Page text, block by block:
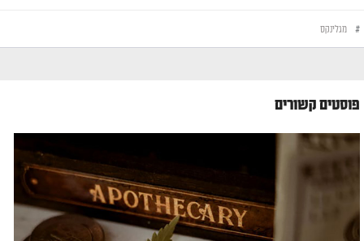
# מגלינקס
פוסטים קשורים